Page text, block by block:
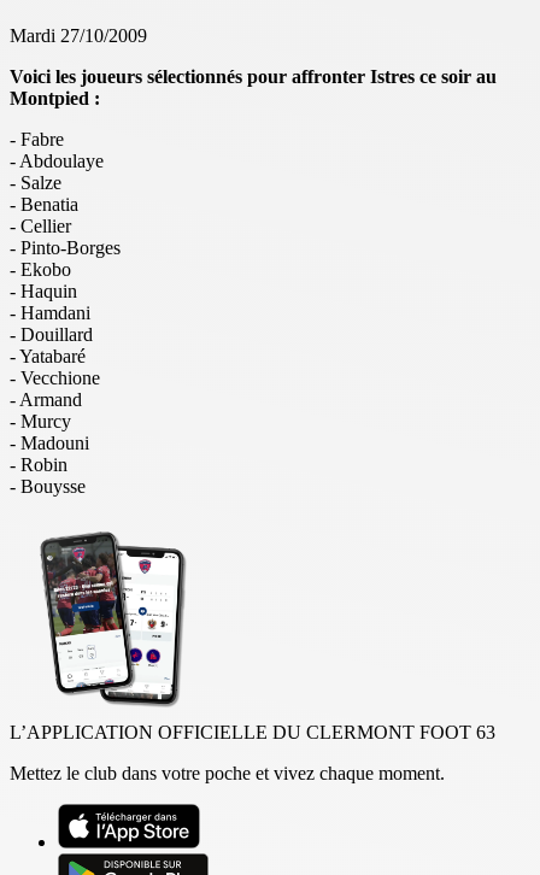
Mardi 27/10/2009
Voici les joueurs sélectionnés pour affronter Istres ce soir au
Montpied :
- Fabre
- Abdoulaye
- Salze
- Benatia
- Cellier
- Pinto-Borges
- Ekobo
- Haquin
- Hamdani
- Douillard
- Yatabaré
- Vecchione
- Armand
- Murcy
- Madouni
- Robin
- Bouysse
L’APPLICATION OFFICIELLE DU CLERMONT FOOT 63
Mettez le club dans votre poche et vivez chaque moment.